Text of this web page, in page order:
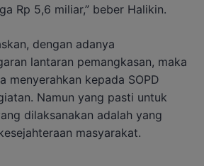
Rp 5,6 miliar,” beber Halikin.
dengan adanya
lantaran pemangkasan, maka
menyerahkan kepada SOPD
Namun yang pasti untuk
dilaksanakan adalah yang
masyarakat.